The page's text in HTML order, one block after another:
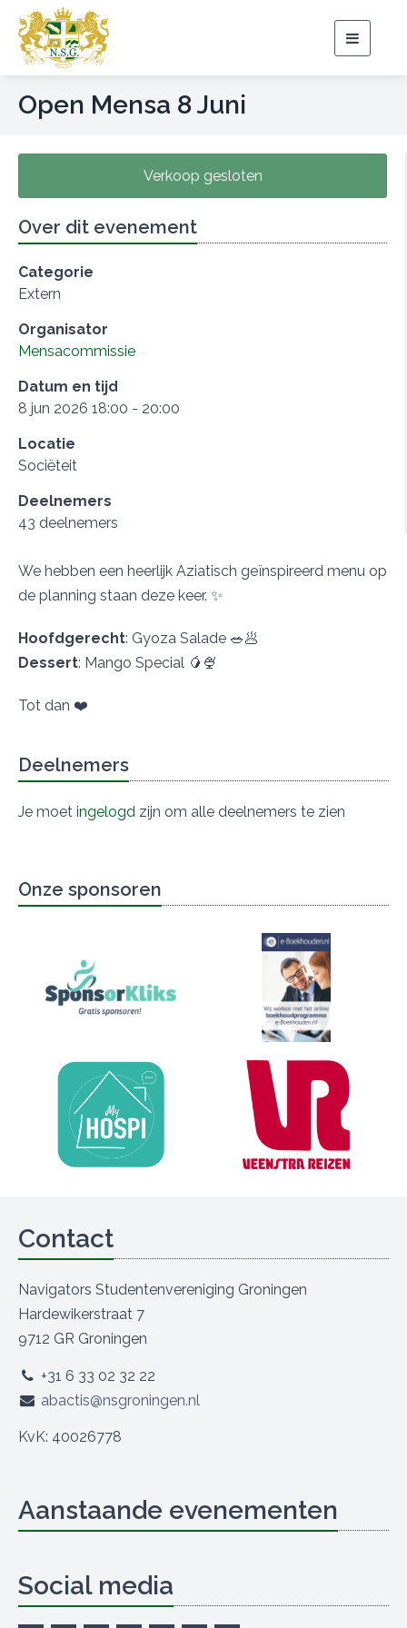
Toggle
Open Mensa 8 Juni
Verkoop gesloten
Over dit evenement
Categorie
Extern
Organisator
Mensacommissie
Datum en tijd
8 jun 2026 18:00 - 20:00
Locatie
Sociëteit
Deelnemers
43 deelnemers
We hebben een heerlijk Aziatisch geïnspireerd menu op
de planning staan deze keer. ✨
Hoofdgerecht: Gyoza Salade 🥗🥟
Dessert: Mango Special 🥭🍨
Tot dan ❤️
Deelnemers
Je moet ingelogd zijn om alle deelnemers te zien
Onze sponsoren
Contact
Navigators Studentenvereniging Groningen
Hardewikerstraat 7
9712 GR Groningen
+31 6 33 02 32 22
abactis@nsgroningen.nl
KvK: 40026778
Aanstaande evenementen
Social media